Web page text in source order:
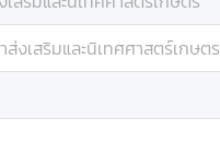
งเสริมและนิเทศศาสตร์เกษตร